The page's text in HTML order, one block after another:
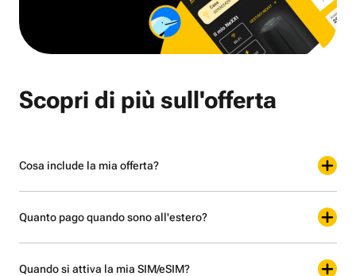
Scopri di più sull'offerta
Cosa include la mia offerta?
Quanto pago quando sono all'estero?
Quando si attiva la mia SIM/eSIM?